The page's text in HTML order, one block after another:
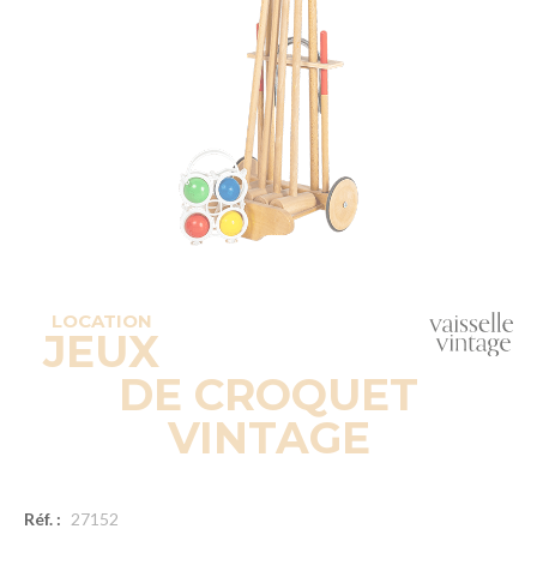
LOCATION
JEUX
DE CROQUET
VINTAGE
Réf. : 27152